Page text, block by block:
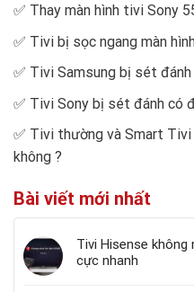
✅ Thay màn hình tivi Sony
✅ Tivi bị sọc ngang màn
✅ Tivi Samsung bị sét
✅ Tivi Sony bị sét đánh có
✅ Tivi thường và Smart
không ?
Bài viết mới nhất
Tivi Hisense không
cực nhanh